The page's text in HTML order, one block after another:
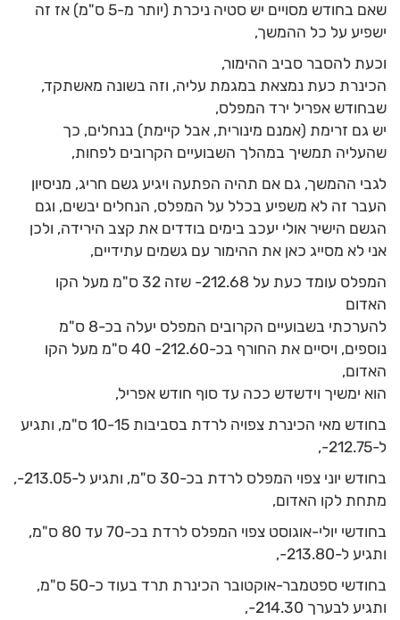
שאם בחודש מסויים יש סטיה ניכרת (יותר מ-5 ס"מ) אז זה
ישפיע על כל ההמשך,
וכעת להסבר סביב ההימור,
הכינרת כעת נמצאת במגמת עליה, וזה בשונה מאשתקד,
שבחודש אפריל ירד המפלס,
יש גם זרימת (אמנם מינורית, אבל קיימת) בנחלים, כך
שהעליה תמשיך במהלך השבועיים הקרובים לפחות,
לגבי ההמשך, גם אם תהיה הפתעה ויגיע גשם חריג, מניסיון
העבר זה לא משפיע בכלל על המפלס, הנחלים יבשים, וגם
הגשם הישיר אולי יעכב בימים בודדים את קצב הירידה, ולכן
אני לא מסייג כאן את ההימור עם גשמים עתידיים,
המפלס עומד כעת על 212.68- שזה 32 ס"מ מעל הקו
האדום
להערכתי בשבועיים הקרובים המפלס יעלה בכ-8 ס"מ
נוספים, ויסיים את החורף בכ-212.60- 40 ס"מ מעל הקו
האדום,
הוא ימשיך וידשדש ככה עד סוף חודש אפריל,
בחודש מאי הכינרת צפויה לרדת בסביבות 10-15 ס"מ, ותגיע
ל-212.75-,
בחודש יוני צפוי המפלס לרדת בכ-30 ס"מ, ותגיע ל-213.05-,
מתחת לקו האדום,
בחודשי יולי-אוגוסט צפוי המפלס לרדת בכ-70 עד 80 ס"מ,
ותגיע ל-213.80-,
בחודשי ספטמבר-אוקטובר הכינרת תרד בעוד כ-50 ס"מ,
ותגיע לבערך 214.30-,